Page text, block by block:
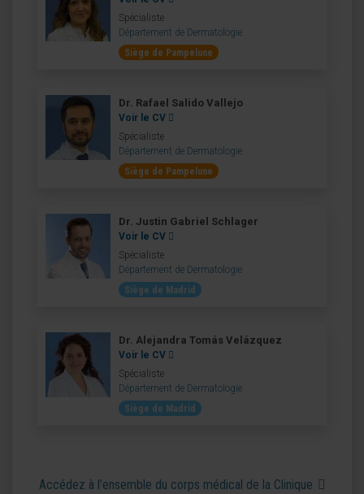
Spécialiste
Département de Dermatologie
Siège de Pampelune
Dr. Rafael Salido Vallejo
Voir le CV
Spécialiste
Département de Dermatologie
Siège de Pampelune
Dr. Justin Gabriel Schlager
Voir le CV
Spécialiste
Département de Dermatologie
Siège de Madrid
Dr. Alejandra Tomás Velázquez
Voir le CV
Spécialiste
Département de Dermatologie
Siège de Madrid
Accédez à l’ensemble du corps médical de la Clinique